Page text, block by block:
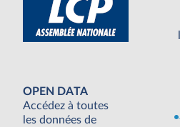
OPEN DATA
Accédez à toutes
les données de